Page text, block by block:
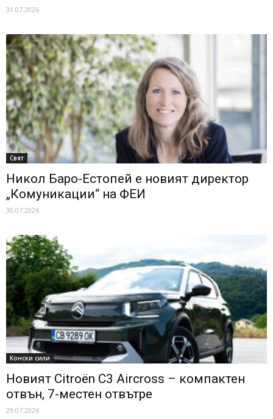
31.07.2026
Свят
Никол Баро-Естопей е новият директор
„Комуникации“ на ФЕИ
30.07.2026
Конски сили
Новият Citroën C3 Aircross – компактен
отвън, 7-местен отвътре
29.07.2026